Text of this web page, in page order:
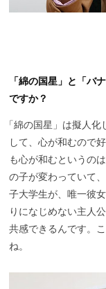
「綿の国星」と「バ
ですか？
「綿の国星」は擬人化
して、心が和むので
も心が和むというの
の子が変わっていて
子大学生が、唯一彼
りになじめない主人
共感できるんです。
ね。